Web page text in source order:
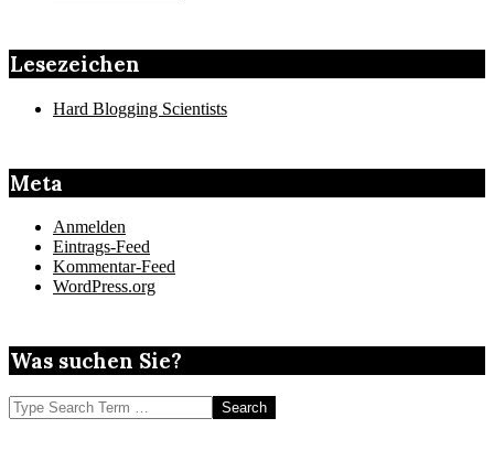
Lesezeichen
Hard Blogging Scientists
Meta
Anmelden
Eintrags-Feed
Kommentar-Feed
WordPress.org
Was suchen Sie?
Search